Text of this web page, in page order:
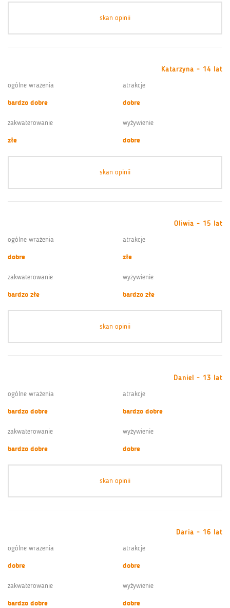
skan opinii
Katarzyna - 14 lat
ogólne wrażenia
bardzo dobre
atrakcje
dobre
zakwaterowanie
złe
wyżywienie
dobre
skan opinii
Oliwia - 15 lat
ogólne wrażenia
dobre
atrakcje
złe
zakwaterowanie
bardzo złe
wyżywienie
bardzo złe
skan opinii
Daniel - 13 lat
ogólne wrażenia
bardzo dobre
atrakcje
bardzo dobre
zakwaterowanie
bardzo dobre
wyżywienie
dobre
skan opinii
Daria - 16 lat
ogólne wrażenia
dobre
atrakcje
dobre
zakwaterowanie
bardzo dobre
wyżywienie
dobre